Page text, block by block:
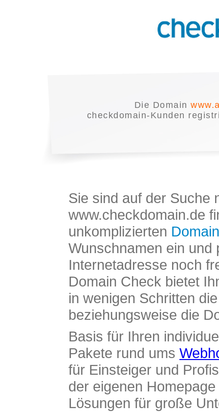
Die Domain
checkdomain-Kunden
Sie sind auf der Suche
www.checkdomain.de
unkomplizierten
Wunschnamen ein und
Internetadresse noch
Domain Check bietet
in wenigen Schritten
beziehungsweise die
Basis für Ihren
Pakete rund ums
für Einsteiger und
der eigenen
Lösungen für große